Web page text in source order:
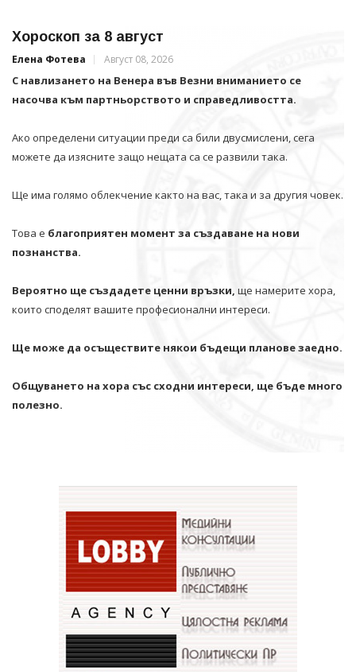
Хороскоп за 8 август
Елена Фотева Август 08, 2026
С навлизането на Венера във Везни вниманието се
насочва към партньорството и справедливостта.
Ако определени ситуации преди са били двусмислени, сега
можете да изясните защо нещата са се развили така.
Ще има голямо облекчение както на вас, така и за другия човек.
Това е благоприятен момент за създаване на нови
познанства.
Вероятно ще създадете ценни връзки, ще намерите хора,
които споделят вашите професионални интереси.
Ще може да осъществите някои бъдещи планове заедно.
Общуването на хора със сходни интереси, ще бъде много
полезно.